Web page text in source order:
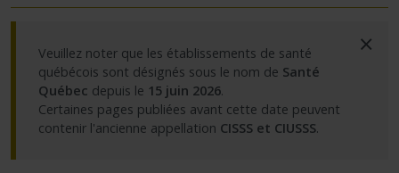
Veuillez noter que les établissements de santé
québécois sont désignés sous le nom de Santé
Québec depuis le 15 juin 2026.
Certaines pages publiées avant cette date peuvent
contenir l'ancienne appellation CISSS et CIUSSS.
×